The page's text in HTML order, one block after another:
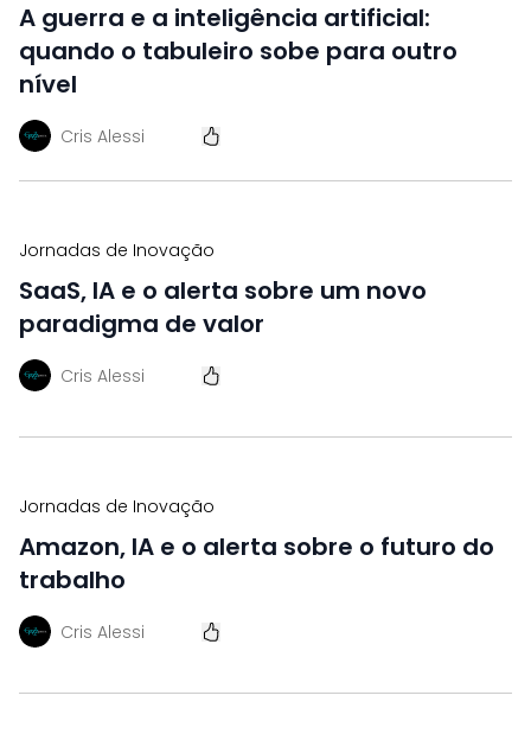
A guerra e a inteligência artificial:
quando o tabuleiro sobe para outro
nível
Cris Alessi
Jornadas de Inovação
SaaS, IA e o alerta sobre um novo
paradigma de valor
Cris Alessi
Jornadas de Inovação
Amazon, IA e o alerta sobre o futuro do
trabalho
Cris Alessi